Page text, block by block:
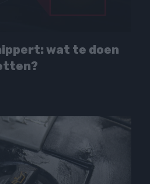
wat te doen